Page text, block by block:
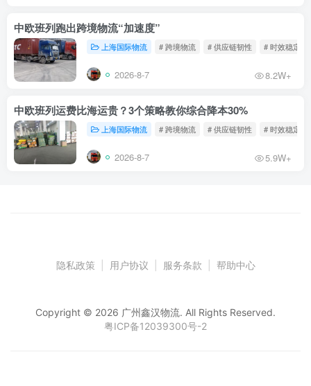
中欧班列跑出跨境物流“加速度”
上海国际物流 # 跨境物流 # 供应链韧性 # 时效稳定
2026-8-7 8.2W+
中欧班列运费比海运贵？3个策略教你综合降本30%
上海国际物流 # 跨境物流 # 供应链韧性 # 时效稳定
2026-8-7 5.9W+
隐私政策 用户协议 服务条款 帮助中心
Copyright © 2026 广州鑫汉物流. All Rights Reserved.
粤ICP备12039300号-2